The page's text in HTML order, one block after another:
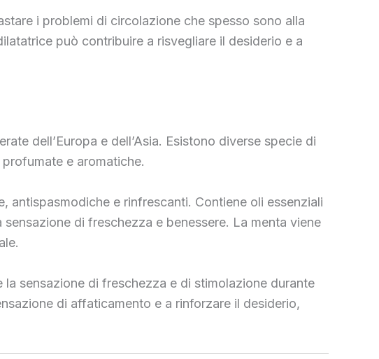
i problemi di circolazione che spesso sono alla
può contribuire a risvegliare il desiderio e a
dell’Europa e dell’Asia. Esistono diverse specie di
e aromatiche.
e rinfrescanti. Contiene oli essenziali
di freschezza e benessere. La menta viene
sensazione di freschezza e di stimolazione durante
di affaticamento e a rinforzare il desiderio,